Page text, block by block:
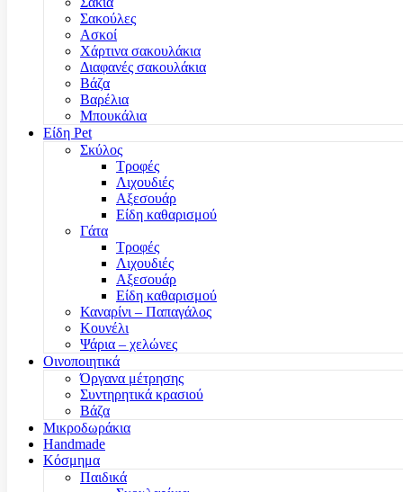
Σακούλες
Ασκοί
Χάρτινα σακουλάκια
Διαφανές σακουλάκια
Βάζα
Βαρέλια
Μπουκάλια
Είδη Pet
Σκύλος
Τροφές
Λιχουδιές
Αξεσουάρ
Είδη καθαρισμού
Γάτα
Τροφές
Λιχουδιές
Αξεσουάρ
Είδη καθαρισμού
Καναρίνι – Παπαγάλος
Κουνέλι
Ψάρια – χελώνες
Οινοποιητικά
Όργανα μέτρησης
Συντηρητικά κρασιού
Βάζα
Μικροδωράκια
Handmade
Κόσμημα
Παιδικά